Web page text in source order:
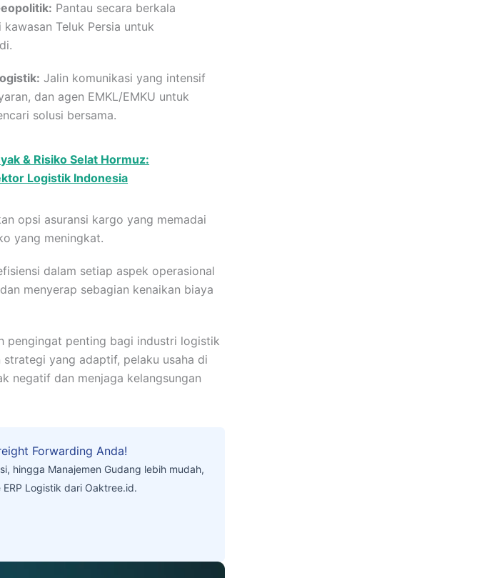
Pantau secara berkala
Teluk Persia untuk
Jalin komunikasi yang intensif
dan agen EMKL/EMKU untuk
solusi bersama.
& Risiko Selat Hormuz:
Logistik Indonesia
opsi asuransi kargo yang memadai
yang meningkat.
dalam setiap aspek operasional
menyerap sebagian kenaikan biaya
pengingat penting bagi industri logistik
yang adaptif, pelaku usaha di
negatif dan menjaga kelangsungan
Forwarding Anda!
hingga Manajemen Gudang lebih mudah,
Logistik dari Oaktree.id.